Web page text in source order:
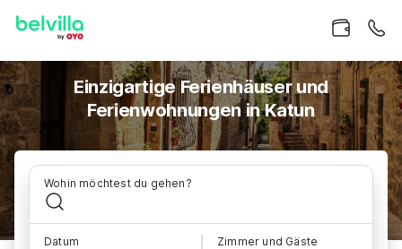
Einzigartige Ferienhäuser und
Ferienwohnungen in Katun
Wohin möchtest du gehen?
Datum Zimmer und Gäste